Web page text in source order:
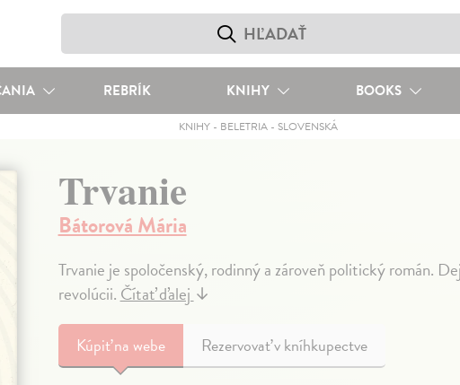
REBRÍK KNIHY BOOKS
KNIHY - BELETRIA - SLOVENSKÁ
Trvanie
Bátorová Mária
Trvanie je spoločenský, rodinný a zároveň politický román.
revolúcii.Čítať ďalej↓
Kúpiťna webe Rezervovať v kníhkupectve